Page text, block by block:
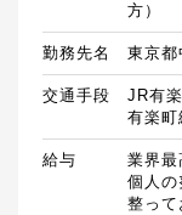
方）
勤務先名 東京都
交通手段
JR有
有楽町
給与
業界最
個人の
整って